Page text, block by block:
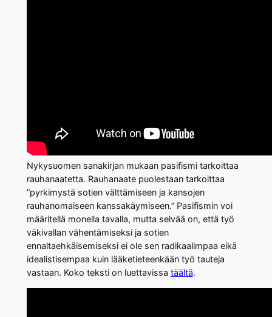
Nykysuomen sanakirjan mukaan pasifismi tarkoittaa
rauhanaatetta. Rauhanaate puolestaan tarkoittaa
”pyrkimystä sotien välttämiseen ja kansojen
rauhanomaiseen kanssakäymiseen.” Pasifismin voi
määritellä monella tavalla, mutta selvää on, että työ
väkivallan vähentämiseksi ja sotien
ennaltaehkäisemiseksi ei ole sen radikaalimpaa eikä
idealistisempaa kuin lääketieteenkään työ tauteja
vastaan. Koko teksti on luettavissa täältä.